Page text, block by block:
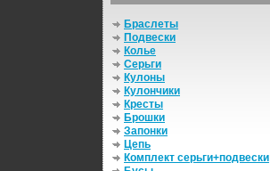
Браслеты
Подвески
Колье
Серьги
Кулоны
Кулончики
Кресты
Брошки
Запонки
Цепь
Комплект серьги+подвески